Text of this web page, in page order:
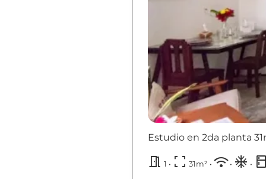
Estudio en 2da planta 31
meeting_room 1 • fullscreen 31m² • wifi• ac_unit • kitchen